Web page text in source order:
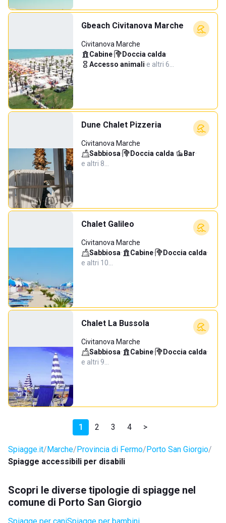
Gbeach Civitanova Marche
Civitanova Marche
Cabine· Doccia calda·
Accesso animali·e altri 6…
Dune Chalet Pizzeria
Civitanova Marche
Sabbiosa· Doccia calda· Bar·
e altri 8…
Chalet Galileo
Civitanova Marche
Sabbiosa· Cabine· Doccia calda·
e altri 10…
Chalet La Bussola
Civitanova Marche
Sabbiosa· Cabine· Doccia calda·
e altri 9…
1 2 3 4 >
Spiagge.it Marche Provincia di Fermo Porto San Giorgio
Spiagge accessibili per disabili
Scopri le diverse tipologie di spiagge nel
comune di Porto San Giorgio